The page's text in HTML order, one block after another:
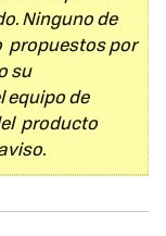
Ninguno de
propuestos por
su
equipo de
producto